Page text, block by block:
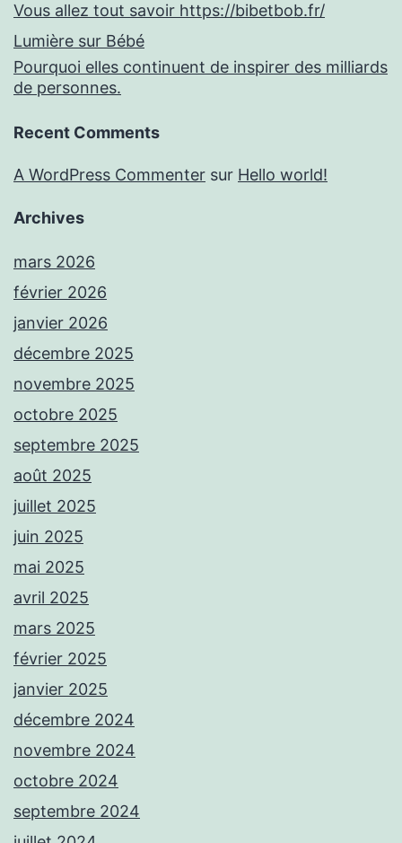
Vous allez tout savoir https://bibetbob.fr/
Lumière sur Bébé
Pourquoi elles continuent de inspirer des milliards
de personnes.
Recent Comments
A WordPress Commenter sur Hello world!
Archives
mars 2026
février 2026
janvier 2026
décembre 2025
novembre 2025
octobre 2025
septembre 2025
août 2025
juillet 2025
juin 2025
mai 2025
avril 2025
mars 2025
février 2025
janvier 2025
décembre 2024
novembre 2024
octobre 2024
septembre 2024